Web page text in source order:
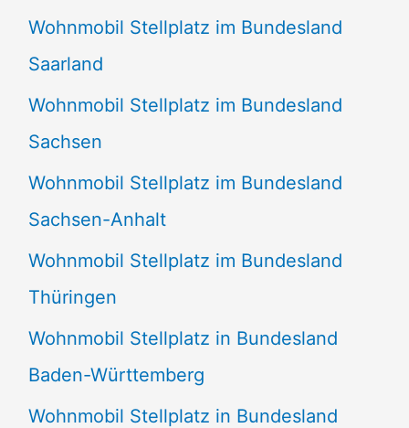
Wohnmobil Stellplatz im Bundesland
Saarland
Wohnmobil Stellplatz im Bundesland
Sachsen
Wohnmobil Stellplatz im Bundesland
Sachsen-Anhalt
Wohnmobil Stellplatz im Bundesland
Thüringen
Wohnmobil Stellplatz in Bundesland
Baden-Württemberg
Wohnmobil Stellplatz in Bundesland